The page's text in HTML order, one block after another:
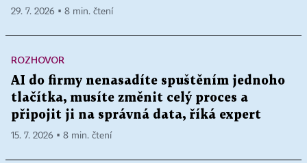
29. 7. 2026 ▪ 8 min. čtení
ROZHOVOR
AI do firmy nenasadíte spuštěním jednoho
tlačítka, musíte změnit celý proces a
připojit ji na správná data, říká expert
15. 7. 2026 ▪ 8 min. čtení